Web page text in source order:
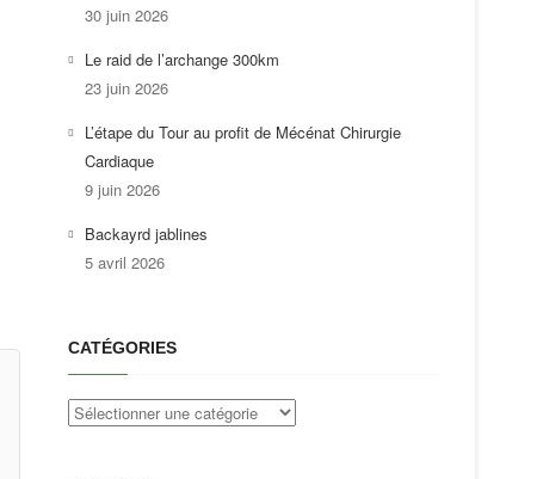
30 juin 2026
Le raid de l’archange 300km
23 juin 2026
L’étape du Tour au profit de Mécénat Chirurgie
Cardiaque
9 juin 2026
Backayrd jablines
5 avril 2026
CATÉGORIES
Catégories